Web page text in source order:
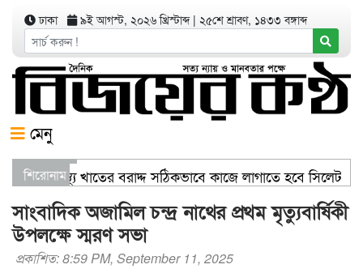
ঢাকা ৯ই আগস্ট, ২০২৬ খ্রিস্টাব্দ| ২৫শে শ্রাবণ, ১৪৩৩ বঙ্গাব্দ
মেনু
শিরোনামস্বাস্থ্য খাতের বরাদ্দ সঠিকভাবে কাজে লাগাতে হবে
যার যেখানে খালি জায়গা আছে, গাছ লাগান — আব্দুল কাইয়ুম
সাংবাদিক অজামিল চন্দ্র নাথের প্রথম মৃত্যুবার্ষিকী
উপলক্ষে স্মরণ সভা
প্রকাশিত: 8:59 PM, September 11, 2025